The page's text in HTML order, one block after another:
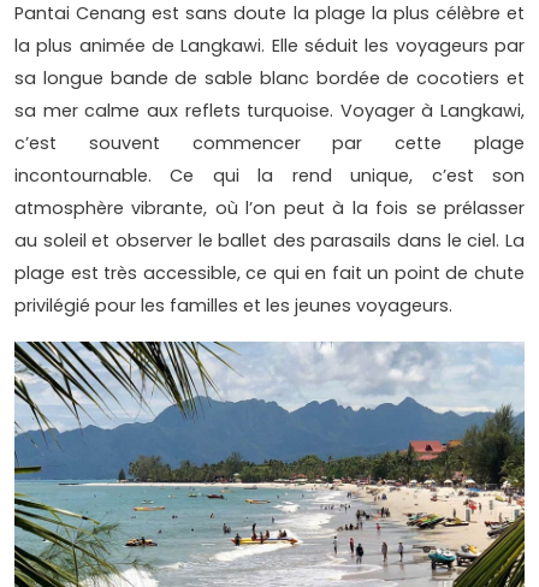
Pantai Cenang est sans doute la plage la plus célèbre et
la plus animée de Langkawi. Elle séduit les voyageurs par
sa longue bande de sable blanc bordée de cocotiers et
sa mer calme aux reflets turquoise. Voyager à Langkawi,
c’est souvent commencer par cette plage
incontournable. Ce qui la rend unique, c’est son
atmosphère vibrante, où l’on peut à la fois se prélasser
au soleil et observer le ballet des parasails dans le ciel. La
plage est très accessible, ce qui en fait un point de chute
privilégié pour les familles et les jeunes voyageurs.